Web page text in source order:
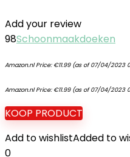
Add your review
98Schoonmaakdoeken
Amazon.nl Price: €11.99(as of 07/04/2023
Amazon.nl Price: €11.99(as of 07/04/2023
KOOP PRODUCT
Add to wishlistAdded to
0